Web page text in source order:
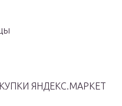
ЯНДЕКС.МАРКЕТ